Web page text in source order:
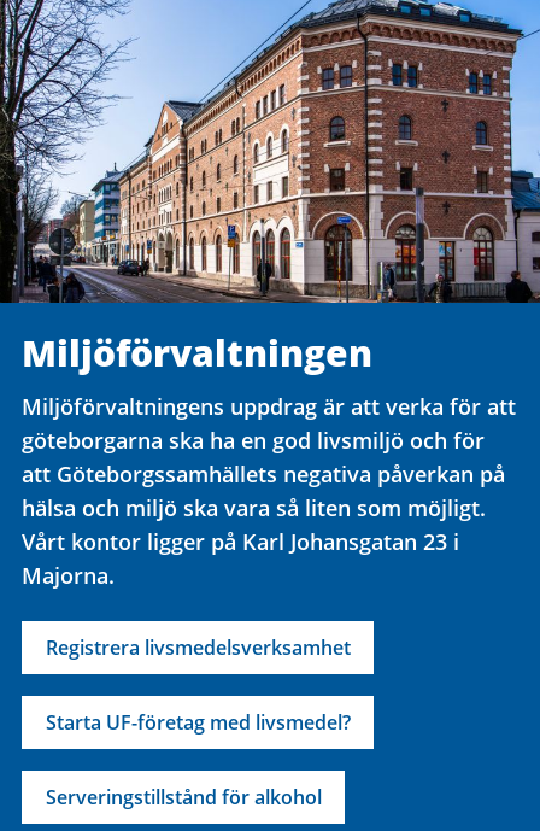
Miljöförvaltningen
Miljöförvaltningens uppdrag är att verka för att
göteborgarna ska ha en god livsmiljö och för
att Göteborgssamhällets negativa påverkan på
hälsa och miljö ska vara så liten som möjligt.
Vårt kontor ligger på Karl Johansgatan 23 i
Majorna.
Registrera livsmedelsverksamhet
Starta UF-företag med livsmedel?
Serveringstillstånd för alkohol